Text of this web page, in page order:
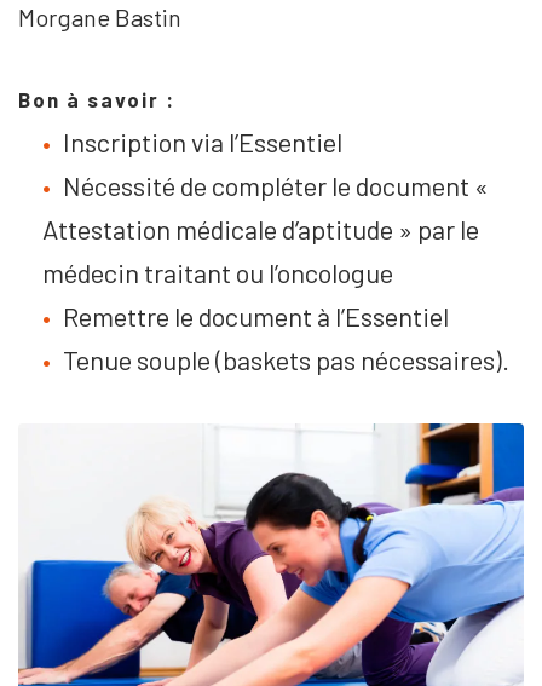
Morgane Bastin
Bon à savoir :
Inscription via l’Essentiel
Nécessité de compléter le document «
Attestation médicale d’aptitude » par le
médecin traitant ou l’oncologue
Remettre le document à l’Essentiel
Tenue souple (baskets pas nécessaires).